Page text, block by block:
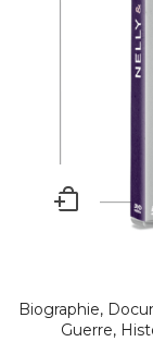
Biographie,
Guerre,